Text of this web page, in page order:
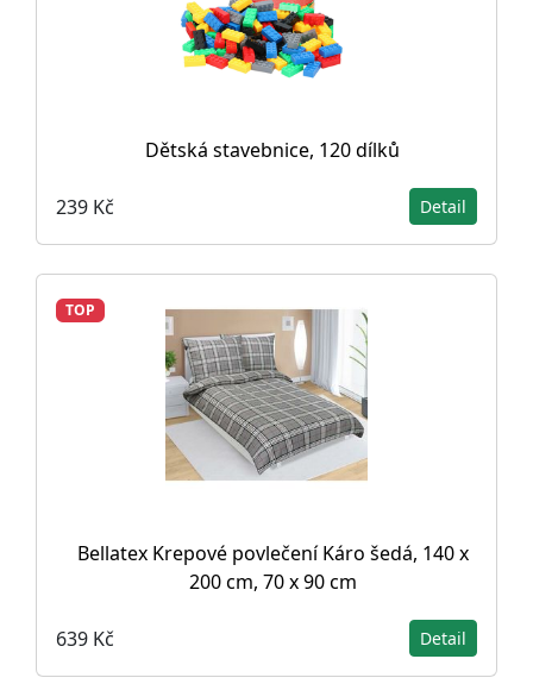
Dětská stavebnice, 120 dílků
239 Kč Detail
TOP
Bellatex Krepové povlečení Káro šedá, 140 x
200 cm, 70 x 90 cm
639 Kč Detail